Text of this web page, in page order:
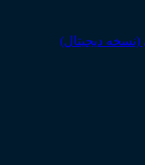
دیجیتال)